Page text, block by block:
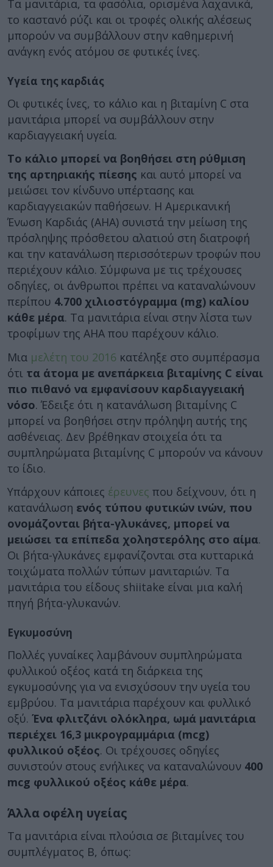
Τα μανιτάρια, τα φασόλια, ορισμένα λαχανικά,
το καστανό ρύζι και οι τροφές ολικής αλέσεως
μπορούν να συμβάλλουν στην καθημερινή
ανάγκη ενός ατόμου σε φυτικές ίνες.
Υγεία της καρδιάς
Οι φυτικές ίνες, το κάλιο και η βιταμίνη C στα
μανιτάρια μπορεί να συμβάλλουν στην
καρδιαγγειακή υγεία.
Το κάλιο μπορεί να βοηθήσει στη ρύθμιση
της αρτηριακής πίεσης και αυτό μπορεί να
μειώσει τον κίνδυνο υπέρτασης και
καρδιαγγειακών παθήσεων. Η Αμερικανική
Ένωση Καρδιάς (AHA) συνιστά την μείωση της
πρόσληψης πρόσθετου αλατιού στη διατροφή
και την κατανάλωση περισσότερων τροφών που
περιέχουν κάλιο. Σύμφωνα με τις τρέχουσες
οδηγίες, οι άνθρωποι πρέπει να καταναλώνουν
περίπου 4.700 χιλιοστόγραμμα (mg) καλίου
κάθε μέρα. Τα μανιτάρια είναι στην λίστα των
τροφίμων της AHA που παρέχουν κάλιο.
Μια μελέτη του 2016 κατέληξε στο συμπέρασμα
ότι τα άτομα με ανεπάρκεια βιταμίνης C είναι
πιο πιθανό να εμφανίσουν καρδιαγγειακή
νόσο. Έδειξε ότι η κατανάλωση βιταμίνης C
μπορεί να βοηθήσει στην πρόληψη αυτής της
ασθένειας. Δεν βρέθηκαν στοιχεία ότι τα
συμπληρώματα βιταμίνης C μπορούν να κάνουν
το ίδιο.
Υπάρχουν κάποιες έρευνες που δείχνουν, ότι η
κατανάλωση ενός τύπου φυτικών ινών, που
ονομάζονται βήτα-γλυκάνες, μπορεί να
μειώσει τα επίπεδα χοληστερόλης στο αίμα.
Οι βήτα-γλυκάνες εμφανίζονται στα κυτταρικά
τοιχώματα πολλών τύπων μανιταριών. Τα
μανιτάρια του είδους shiitake είναι μια καλή
πηγή βήτα-γλυκανών.
Εγκυμοσύνη
Πολλές γυναίκες λαμβάνουν συμπληρώματα
φυλλικού οξέος κατά τη διάρκεια της
εγκυμοσύνης για να ενισχύσουν την υγεία του
εμβρύου. Τα μανιτάρια παρέχουν και φυλλικό
οξύ. Ένα φλιτζάνι ολόκληρα, ωμά μανιτάρια
περιέχει 16,3 μικρογραμμάρια (mcg)
φυλλικού οξέος. Οι τρέχουσες οδηγίες
συνιστούν στους ενήλικες να καταναλώνουν 400
mcg φυλλικού οξέος κάθε μέρα.
Άλλα οφέλη υγείας
Τα μανιτάρια είναι πλούσια σε βιταμίνες του
συμπλέγματος Β, όπως: